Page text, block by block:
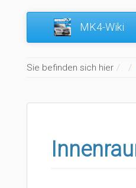
MK4-Wiki
Sie befinden sich hier